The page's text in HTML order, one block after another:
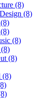
(8)
(8)
(8)
(8)
(8)
(8)
(8)
(8)